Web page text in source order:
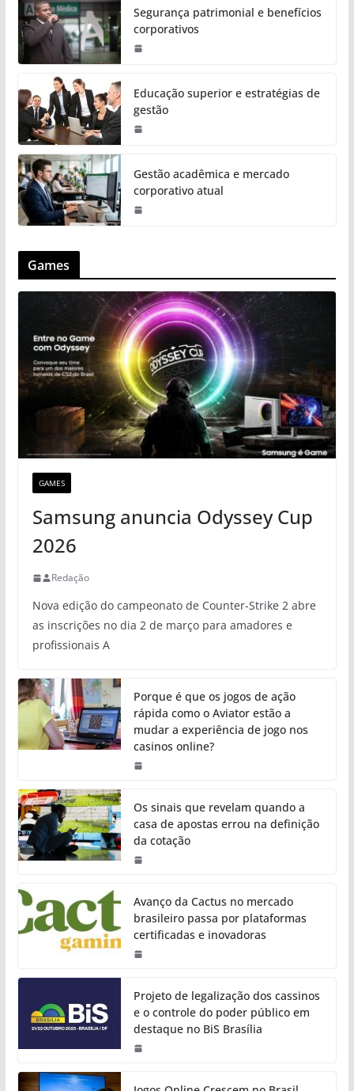
Segurança patrimonial e benefícios
corporativos
Educação superior e estratégias de
gestão
Gestão acadêmica e mercado
corporativo atual
Games
GAMES
Samsung anuncia Odyssey Cup
2026
Redação
Nova edição do campeonato de Counter-Strike 2 abre
as inscrições no dia 2 de março para amadores e
profissionais A
Porque é que os jogos de ação
rápida como o Aviator estão a
mudar a experiência de jogo nos
casinos online?
Os sinais que revelam quando a
casa de apostas errou na definição
da cotação
Avanço da Cactus no mercado
brasileiro passa por plataformas
certificadas e inovadoras
Projeto de legalização dos cassinos
e o controle do poder público em
destaque no BiS Brasília